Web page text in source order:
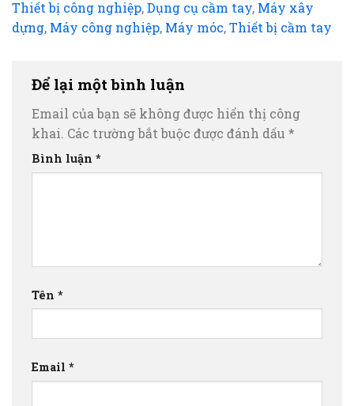
Thiết bị công nghiệp,Dụng cụ cầm tay, Máy xây
dựng, Máy công nghiệp, Máy móc,Thiết bị cầm tay
Để lại một bình luận
Email của bạn sẽ không được hiển thị công
khai. Các trường bắt buộc được đánh dấu *
Bình luận *
Tên *
Email *